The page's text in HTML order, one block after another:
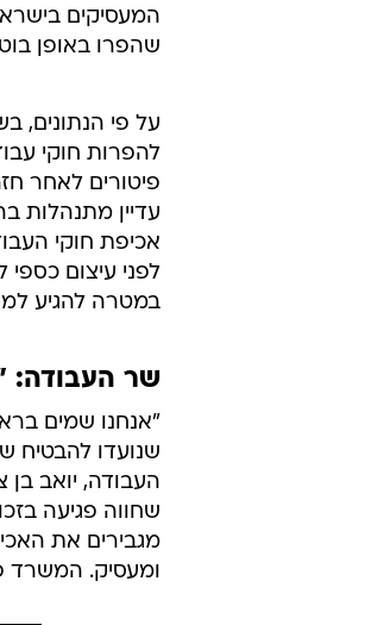
המעסיקים
שהפרו באופן
עדיין מתנהלות
לפני עיצום
במטרה להגיע
שר העבודה:
"אנחנו שמים
שנועדו להבטיח
העבודה, יואב בן
שחווה פגיעה
מגבירים את
ומעסיק. המשרד